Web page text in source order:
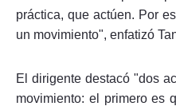
práctica, que actúen. Por
un movimiento", enfatizó
El dirigente destacó "dos
movimiento: el primero es